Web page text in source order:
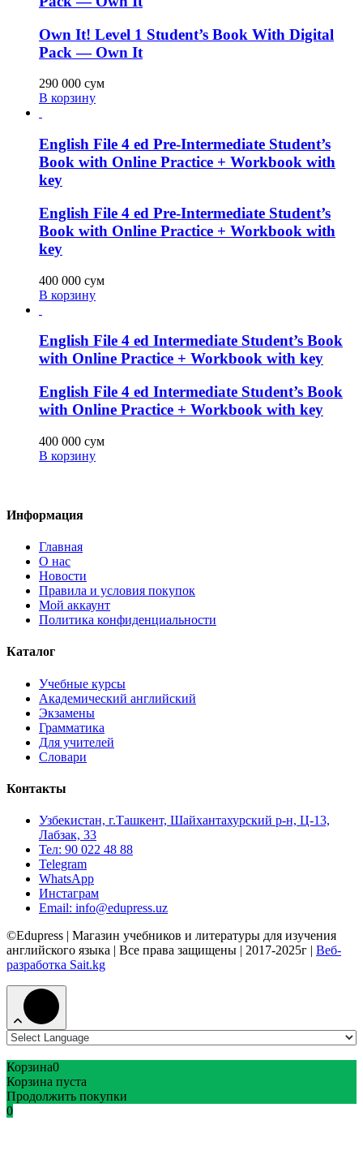
Own It! Level 1 Student’s Book With Digital
Pack — Own It
290 000 сум
В корзину
English File 4 ed Pre-Intermediate Student’s
Book with Online Practice + Workbook with
key
English File 4 ed Pre-Intermediate Student’s
Book with Online Practice + Workbook with
key
400 000 сум
В корзину
English File 4 ed Intermediate Student’s Book
with Online Practice + Workbook with key
English File 4 ed Intermediate Student’s Book
with Online Practice + Workbook with key
400 000 сум
В корзину
Информация
Главная
О нас
Новости
Правила и условия покупок
Мой аккаунт
Политика конфиденциальности
Каталог
Учебные курсы
Академический английский
Экзамены
Грамматика
Для учителей
Словари
Контакты
Узбекистан, г.Ташкент, Шайхантахурский р-н, Ц-13,
Лабзак, 33
Тел: 90 022 48 88
Telegram
WhatsApp
Инстаграм
Email: info@edupress.uz
©Edupress | Магазин учебников и литературы для изучения
английского языка | Все права защищены | 2017-2025г | Веб-
разработка Sait.kg
Корзина0
Корзина пуста
Продолжить покупки
0